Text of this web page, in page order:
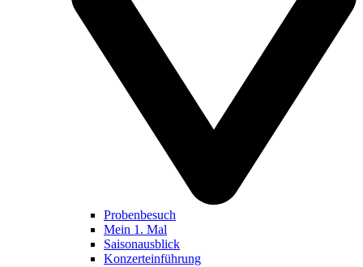
Probenbesuch
Mein 1. Mal
Saisonausblick
Konzerteinführung